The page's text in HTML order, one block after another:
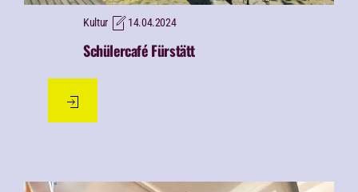
Kultur 14.04.2024
Schülercafé Fürstätt